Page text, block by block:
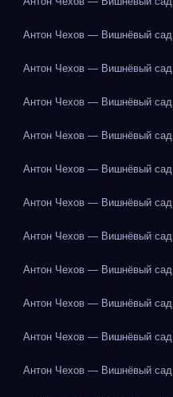
Антон Чехов — Вишнёвый сад
Антон Чехов — Вишнёвый сад
Антон Чехов — Вишнёвый сад
Антон Чехов — Вишнёвый сад
Антон Чехов — Вишнёвый сад
Антон Чехов — Вишнёвый сад
Антон Чехов — Вишнёвый сад
Антон Чехов — Вишнёвый сад
Антон Чехов — Вишнёвый сад
Антон Чехов — Вишнёвый сад
Антон Чехов — Вишнёвый сад